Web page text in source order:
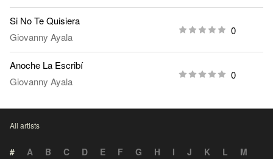
Si No Te Quisiera
Giovanny Ayala
0
Anoche La Escribí
Giovanny Ayala
0
All artists
# A B C D E F G H I J K L
M